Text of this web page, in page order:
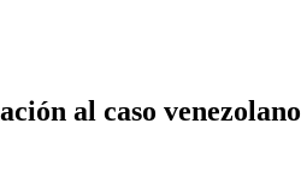
al caso venezolano